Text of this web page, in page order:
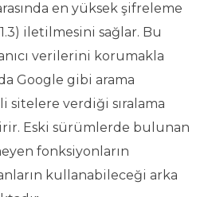
en yüksek şifreleme
iletilmesini sağlar. Bu
verilerini korumakla
Google gibi arama
sitelere verdiği sıralama
Eski sürümlerde bulunan
fonksiyonların
kullanabileceği arka